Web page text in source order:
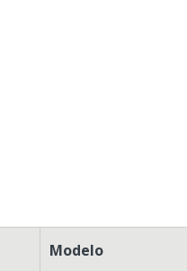
Modelo